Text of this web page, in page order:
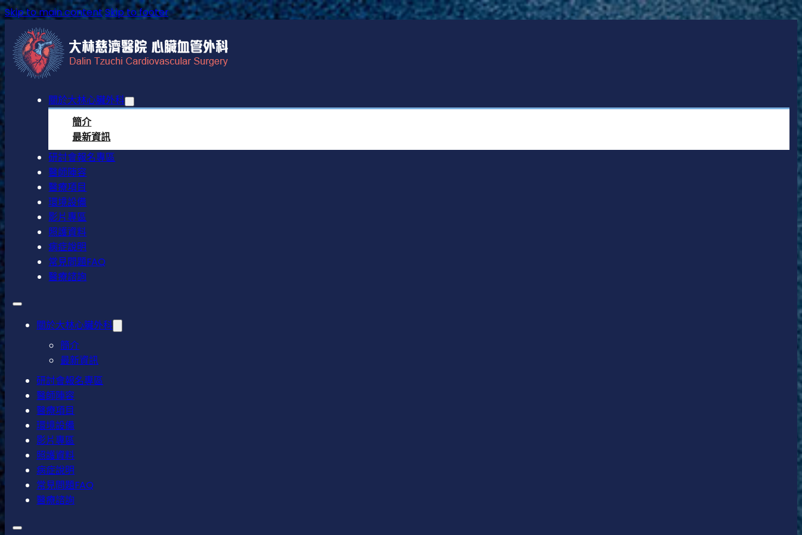
Skip to main content Skip to footer
關於大林心臟外科
簡介
最新資訊
研討會報名專區
醫師陣容
醫療項目
環境設備
影片專區
照護資料
病症說明
常見問題FAQ
醫療諮詢
關於大林心臟外科
簡介
最新資訊
研討會報名專區
醫師陣容
醫療項目
環境設備
影片專區
照護資料
病症說明
常見問題FAQ
醫療諮詢